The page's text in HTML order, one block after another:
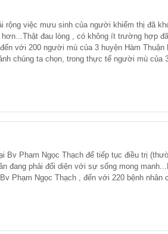
rộng việc mưu sinh của người khiếm thị đã
đau lòng , có không ít trường hợp
với 200 người mù của 3 huyện Hàm Thuận
chúng ta chọn, trong thực tế người mù của
Bv Pham Ngọc Thạch để tiếp tục điều trị
đang phải đối diện với sự sống mong
Phạm Ngọc Thạch , đến với 220 bệnh nhân